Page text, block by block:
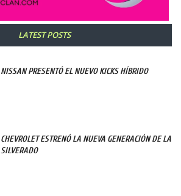
LATEST POSTS
NISSAN PRESENTÓ EL NUEVO KICKS HÍBRIDO
CHEVROLET ESTRENÓ LA NUEVA GENERACIÓN DE LA
SILVERADO